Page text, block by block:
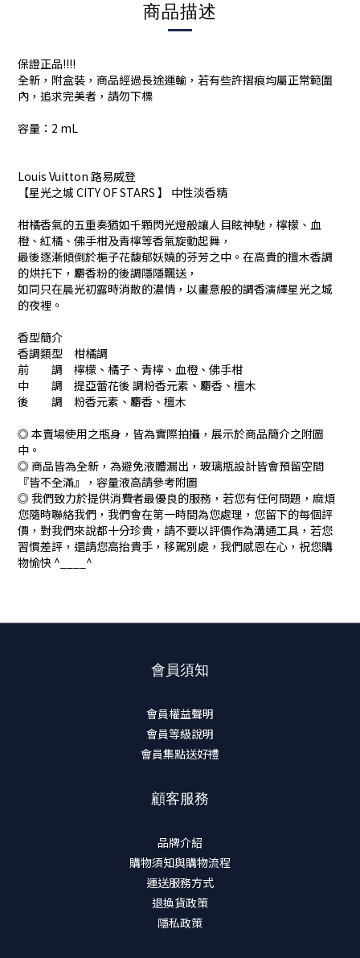
商品描述
保證正品!!!!
全新，附盒裝，商品經過長途運輸，若有些許摺痕均屬正常範圍
內，追求完美者，請勿下標
容量：2 mL
Louis Vuitton 路易威登
【星光之城 CITY OF STARS 】 中性淡香精
柑橘香氣的五重奏猶如千顆閃光燈般讓人目眩神馳，檸檬、血
橙、紅橘、佛手柑及青檸等香氣旋動起舞，
最後逐漸傾倒於梔子花馥郁妖嬈的芬芳之中。在高貴的檀木香調
的烘托下，麝香粉的後調隱隱飄送，
如同只在晨光初露時消散的濃情，以畫意般的調香演繹星光之城
的夜裡。
香型簡介
香調類型 柑橘調
前 調 檸檬、橘子、青檸、血橙、佛手柑
中 調 提亞蕾花後 調粉香元素、麝香、檀木
後 調 粉香元素、麝香、檀木
◎ 本賣場使用之瓶身，皆為實際拍攝，展示於商品簡介之附圖
中。
◎ 商品皆為全新，為避免液體漏出，玻璃瓶設計皆會預留空間
『皆不全滿』，容量液高請參考附圖
◎ 我們致力於提供消費者最優良的服務，若您有任何問題，麻煩
您隨時聯絡我們，我們會在第一時間為您處理，您留下的每個評
價，對我們來說都十分珍貴，請不要以評價作為溝通工具，若您
習慣差評，還請您高抬貴手，移駕別處，我們感恩在心，祝您購
物愉快 ^____^
會員須知
會員權益聲明
會員等級說明
會員集點送好禮
顧客服務
品牌介紹
購物須知與購物流程
運送服務方式
退換貨政策
隱私政策